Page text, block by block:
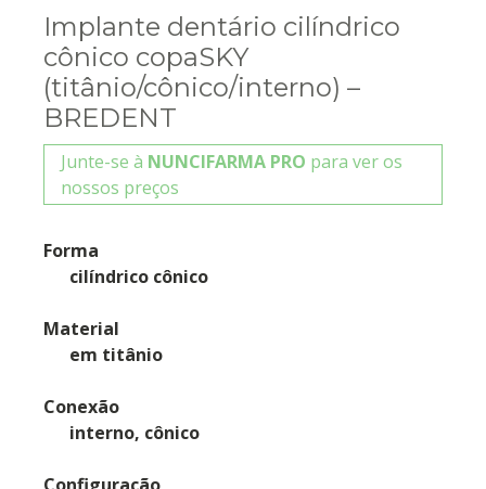
Implante dentário cilíndrico
cônico copaSKY
(titânio/cônico/interno) –
BREDENT
Junte-se à NUNCIFARMA PRO para ver os
nossos preços
Forma
cilíndrico cônico
Material
em titânio
Conexão
interno, cônico
Configuração